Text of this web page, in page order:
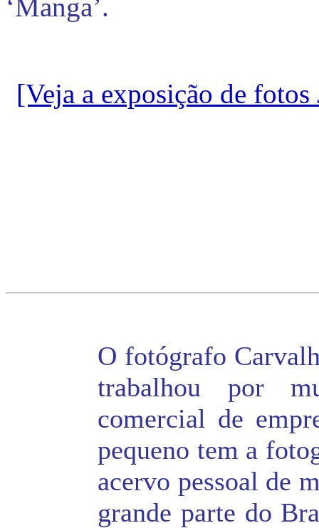
‘Manga’.
[Veja a exposição de
O fotógrafo
trabalhou por
comercial de
pequeno tem a
acervo pessoal de
grande parte do